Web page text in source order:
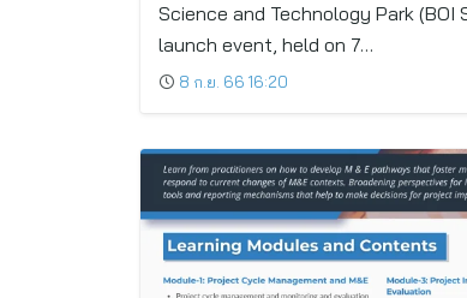
Science and Technology Park (BOI
launch event, held on 7…
8 ก.ย. 66 16:20